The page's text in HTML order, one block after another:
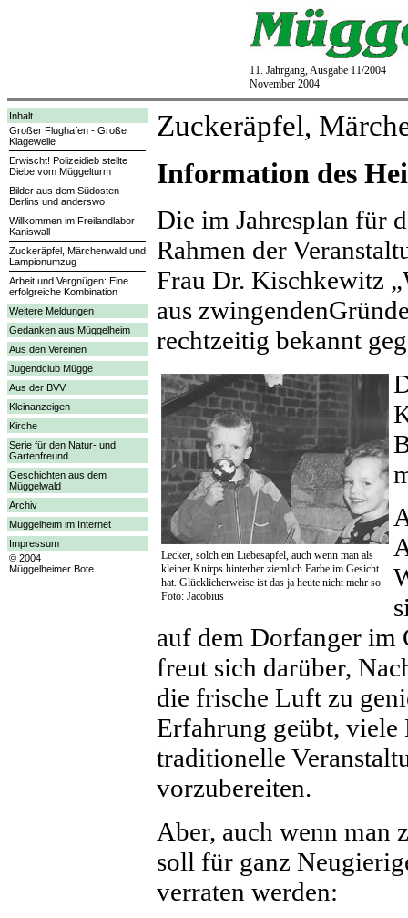
11. Jahrgang, Ausgabe 11/2004
November 2004
Inhalt
Großer Flughafen - Große
Klagewelle
Erwischt! Polizeidieb stellte
Diebe vom Müggelturm
Bilder aus dem Südosten
Berlins und anderswo
Willkommen im Freilandlabor
Kaniswall
Zuckeräpfel, Märchenwald und
Lampionumzug
Arbeit und Vergnügen: Eine
erfolgreiche Kombination
Weitere Meldungen
Gedanken aus Müggelheim
Aus den Vereinen
Jugendclub Mügge
Aus der BVV
Kleinanzeigen
Kirche
Serie für den Natur- und
Gartenfreund
Geschichten aus dem
Müggelwald
Archiv
Müggelheim im Internet
Impressum
© 2004
Müggelheimer Bote
Zuckeräpfel,
Information des
Die im Jahresplan für
Rahmen der
Frau Dr. Kischkewitz
aus
rechtzeitig bekannt
Lecker, solch ein Liebesapfel, auch wenn man als
kleiner Knirps hinterher ziemlich Farbe im Gesicht
hat. Glücklicherweise ist das ja heute nicht mehr so.
Foto: Jacobius
auf dem Dorfanger im
freut sich darüber,
die frische Luft zu
Erfahrung geübt, viele
traditionelle
vorzubereiten.
Aber, auch wenn man
soll für ganz
verraten werden: